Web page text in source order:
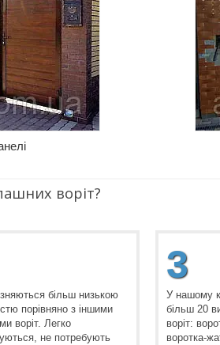
ворота з профнастилу
виробництва.
воріт?
більш низькою
порівняно з іншими
воріт. Легко
не потребують
3
У нашому
більш 20
воріт:
воротка-